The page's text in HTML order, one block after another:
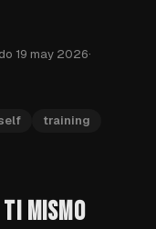
19 may 2026·
training
MISMO